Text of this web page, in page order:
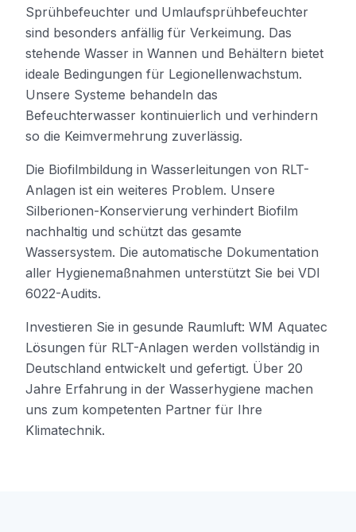
Sprühbefeuchter und Umlaufsprühbefeuchter
sind besonders anfällig für Verkeimung. Das
stehende Wasser in Wannen und Behältern bietet
ideale Bedingungen für Legionellenwachstum.
Unsere Systeme behandeln das
Befeuchterwasser kontinuierlich und verhindern
so die Keimvermehrung zuverlässig.
Die Biofilmbildung in Wasserleitungen von RLT-
Anlagen ist ein weiteres Problem. Unsere
Silberionen-Konservierung verhindert Biofilm
nachhaltig und schützt das gesamte
Wassersystem. Die automatische Dokumentation
aller Hygienemaßnahmen unterstützt Sie bei VDI
6022-Audits.
Investieren Sie in gesunde Raumluft: WM Aquatec
Lösungen für RLT-Anlagen werden vollständig in
Deutschland entwickelt und gefertigt. Über 20
Jahre Erfahrung in der Wasserhygiene machen
uns zum kompetenten Partner für Ihre
Klimatechnik.